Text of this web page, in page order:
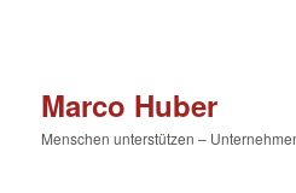
Marco Huber
Menschen unterstützen –